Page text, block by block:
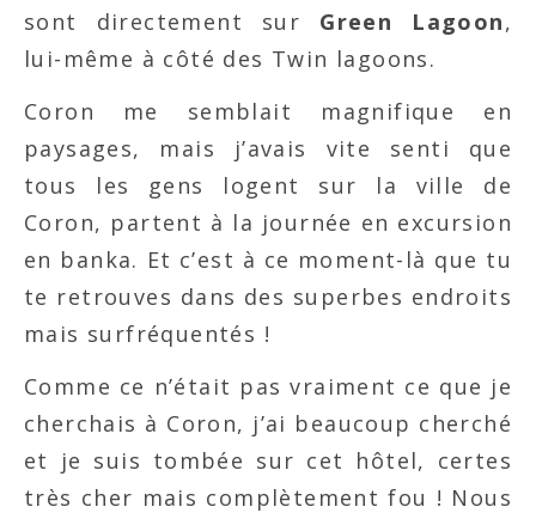
sont directement sur Green Lagoon,
lui-même à côté des Twin lagoons.
Coron me semblait magnifique en
paysages, mais j’avais vite senti que
tous les gens logent sur la ville de
Coron, partent à la journée en excursion
en banka. Et c’est à ce moment-là que tu
te retrouves dans des superbes endroits
mais surfréquentés !
Comme ce n’était pas vraiment ce que je
cherchais à Coron, j’ai beaucoup cherché
et je suis tombée sur cet hôtel, certes
très cher mais complètement fou ! Nous